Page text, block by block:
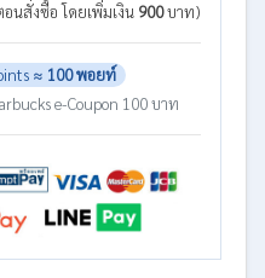
นสั่งซื้อ โดยเพิ่มเงิน 900บาท)
≈ 100 พอยท์
e-Coupon 100 บาท